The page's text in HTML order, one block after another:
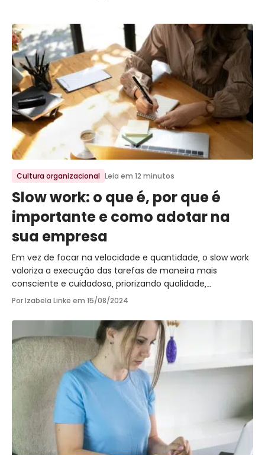
Ir para o post
Cultura organizacional Leia em 12 minutos
Slow work: o que é, por que é
importante e como adotar na
sua empresa
Em vez de focar na velocidade e quantidade, o slow work
valoriza a execução das tarefas de maneira mais
consciente e cuidadosa, priorizando qualidade,
criatividade e bem-estar. Saiba mais!
Por Izabela Linke em 15/08/2024